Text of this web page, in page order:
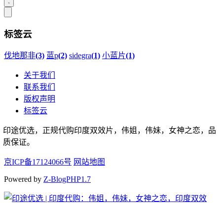
标签云
伐地那非(3) 蓝p(2) sidegra(1) 小蓝片(1)
关于我们
联系我们
版权声明
标签云
印途优选，正规代购印度双效片，伟姐，伟妹，女神之恋，品
质保证。
京ICP备17124066号 网站地图
Powered by Z-BlogPHP1.7